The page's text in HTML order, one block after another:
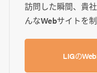
訪問した瞬間、貴
んなWebサイトを制
LIGの